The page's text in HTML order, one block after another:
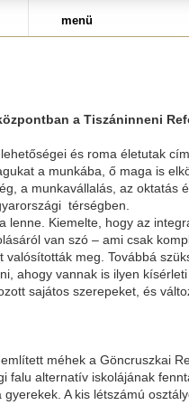
menü
a Tiszáninneni
és roma életutak
a munkába, ő maga is
a munkavállalás, az oktatás
térségben.
Kiemelte, hogy az
van szó – ami csak
meg. Továbbá
ahogy vannak is ilyen
sajátos szerepeket, és
méhek a Göncruszkai
falu alternatív iskolájának
A kis létszámú